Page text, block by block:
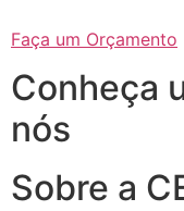
Faça um Orçamento
Conheça
nós
Sobre a